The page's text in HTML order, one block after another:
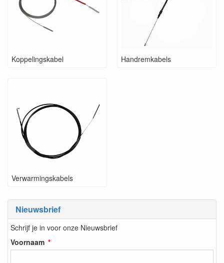
Koppelingskabel Handremkabels
Verwarmingskabels
Nieuwsbrief
Schrijf je in voor onze Nieuwsbrief
Voornaam